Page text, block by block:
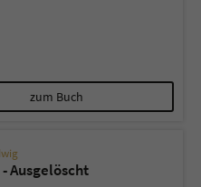
zum Buch
Ausgelöscht